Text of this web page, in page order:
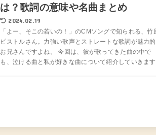
は？歌詞の意味や名曲まとめ
2024.02.19
「よー、そこの若いの！」のCMソングで知られる、竹
ピストルさん。力強い歌声とストレートな歌詞が魅力
お兄さんですよね。 今回は、彼が歌ってきた曲の中で
も、泣ける曲と私が好きな曲について紹介していきます